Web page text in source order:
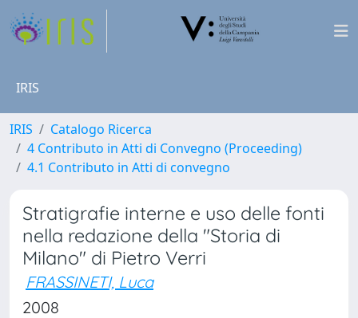
IRIS
IRIS
Catalogo Ricerca
4 Contributo in Atti di Convegno (Proceeding)
4.1 Contributo in Atti di convegno
Stratigrafie interne e uso delle fonti
nella redazione della "Storia di
Milano" di Pietro Verri
FRASSINETI, Luca
2008